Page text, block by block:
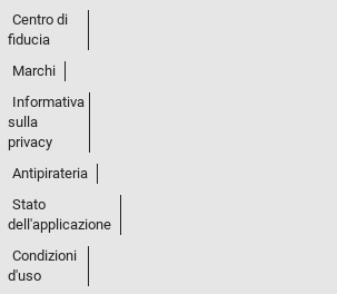
Centro di
fiducia
Marchi
Informativa
sulla
privacy
Antipirateria
Stato
dell'applicazione
Condizioni
d'uso